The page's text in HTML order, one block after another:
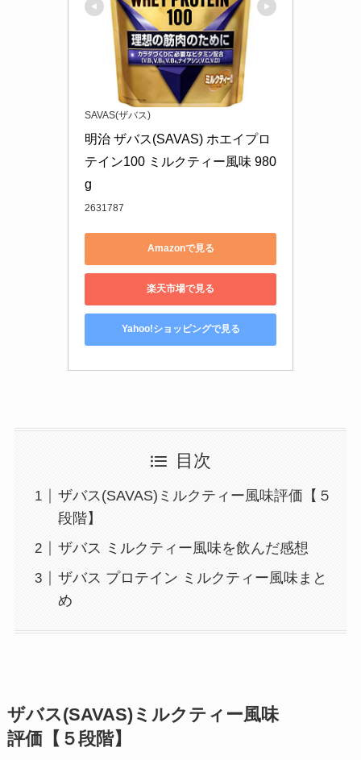
SAVAS(ザバス)
明治 ザバス(SAVAS) ホエイプロ
テイン100 ミルクティー風味 980
g
2631787
Amazonで見る
楽天市場で見る
Yahoo!ショッピングで見る
目次
ザバス(SAVAS)ミルクティー風味評価【５
段階】
ザバス ミルクティー風味を飲んだ感想
ザバス プロテイン ミルクティー風味まと
め
ザバス(SAVAS)ミルクティー風味
評価【５段階】